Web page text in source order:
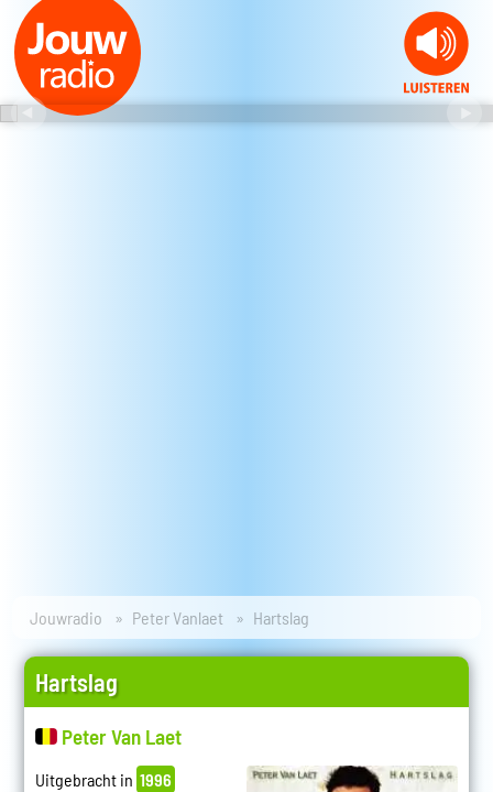
Jouwradio Peter Vanlaet Hartslag
Hartslag
Peter Van Laet
Uitgebracht in 1996